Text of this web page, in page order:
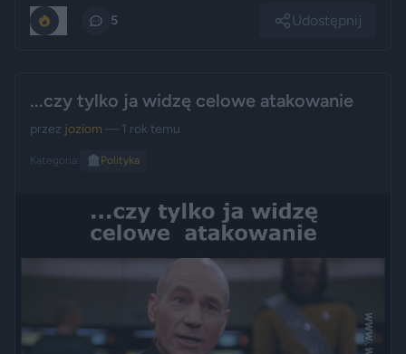
5 Udostępnij
...czy tylko ja widzę celowe atakowanie
przez joziom — 1 rok temu
Kategoria: 🏛️ Polityka